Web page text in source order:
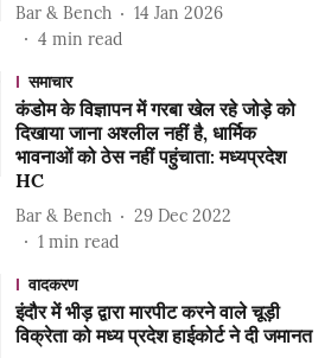
Bar & Bench
14 Jan 2026
4 min read
समाचार
कंडोम के विज्ञापन में गरबा खेल रहे जोड़े को
दिखाया जाना अश्लील नहीं है, धार्मिक
भावनाओं को ठेस नहीं पहुंचाता: मध्यप्रदेश
HC
Bar & Bench
29 Dec 2022
1 min read
वादकरण
इंदौर में भीड़ द्वारा मारपीट करने वाले चूड़ी
विक्रेता को मध्य प्रदेश हाईकोर्ट ने दी जमानत